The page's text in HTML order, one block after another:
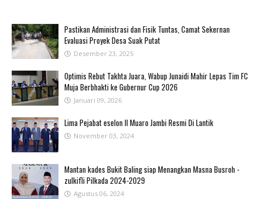
Pastikan Administrasi dan Fisik Tuntas, Camat Sekernan
Evaluasi Proyek Desa Suak Putat
Desember 23, 2025
Optimis Rebut Takhta Juara, Wabup Junaidi Mahir Lepas Tim FC
Muja Berbhakti ke Gubernur Cup 2026
Januari 09, 2026
Lima Pejabat eselon II Muaro Jambi Resmi Di Lantik
November 03, 2024
Mantan kades Bukit Baling siap Menangkan Masna Busroh -
zulkifli Pilkada 2024-2029
Agustus 06, 2024